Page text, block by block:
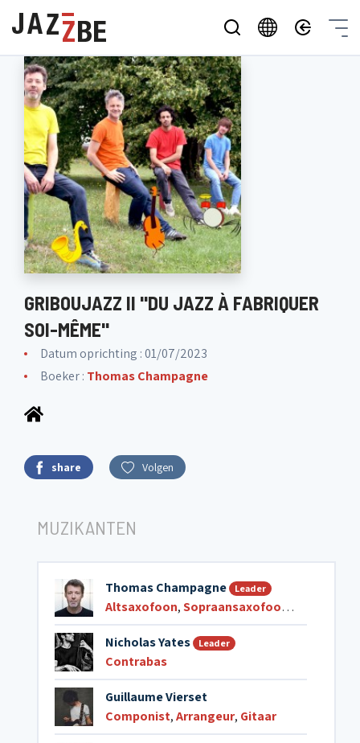
GRIBOUJAZZ II "DU JAZZ À FABRIQUER
SOI-MÊME"
Datum oprichting : 01/07/2023
Boeker : Thomas Champagne
share Volgen
MUZIKANTEN
Thomas Champagne Leader
Altsaxofoon,Sopraansaxofoon ,
Nicholas Yates Leader
Contrabas
Guillaume Vierset
Componist,Arrangeur, Gitaar